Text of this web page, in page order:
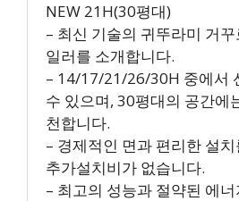
NEW 21H(30평대)
– 최신 기술의 귀뚜라미 거
일러를 소개합니다.
– 14/17/21/26/30H 중에서
수 있으며, 30평대의 공간에
천합니다.
– 경제적인 면과 편리한 설
추가설치비가 없습니다.
– 최고의 성능과 절약된 에